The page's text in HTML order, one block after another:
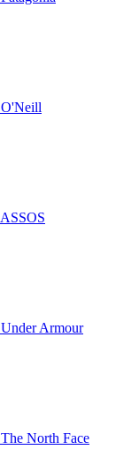
O'Neill
ASSOS
Under Armour
The North Face